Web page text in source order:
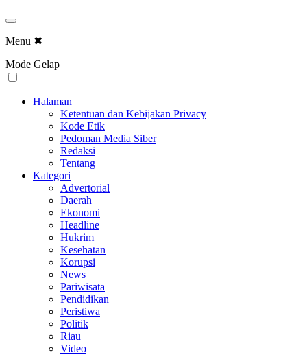
Menu ✖
Mode Gelap
Halaman
Ketentuan dan Kebijakan Privacy
Kode Etik
Pedoman Media Siber
Redaksi
Tentang
Kategori
Advertorial
Daerah
Ekonomi
Headline
Hukrim
Kesehatan
Korupsi
News
Pariwisata
Pendidikan
Peristiwa
Politik
Riau
Video